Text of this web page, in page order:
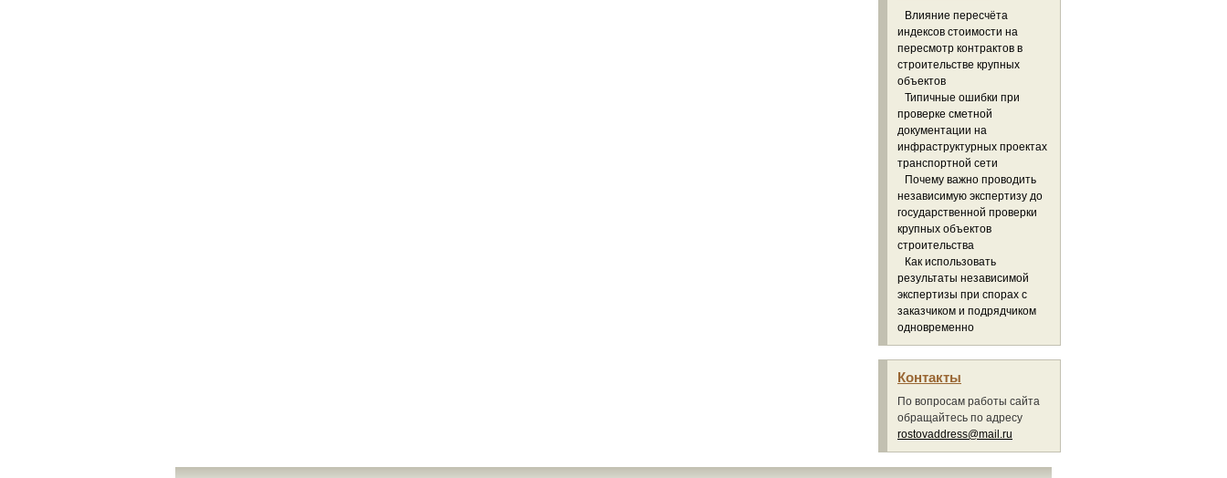
Влияние пересчёта
индексов стоимости на
пересмотр контрактов в
строительстве крупных
объектов
Типичные ошибки при
проверке сметной
документации на
инфраструктурных проектах
транспортной сети
Почему важно проводить
независимую экспертизу до
государственной проверки
крупных объектов
строительства
Как использовать
результаты независимой
экспертизы при спорах с
заказчиком и подрядчиком
одновременно
Контакты
По вопросам работы сайта
обращайтесь по адресу
rostovaddress@mail.ru